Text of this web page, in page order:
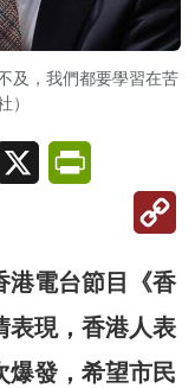
及，我們都要學習在苦
）
X
港電台節目《香
表現，香港人表
爆發，希望市民